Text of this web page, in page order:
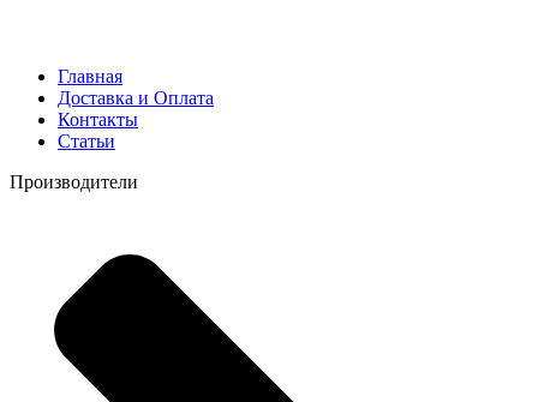
Главная
Доставка и Оплата
Контакты
Статьи
Производители